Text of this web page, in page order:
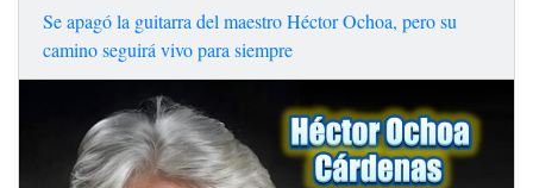
Se apagó la guitarra del maestro Héctor Ochoa, pero su
camino seguirá vivo para siempre